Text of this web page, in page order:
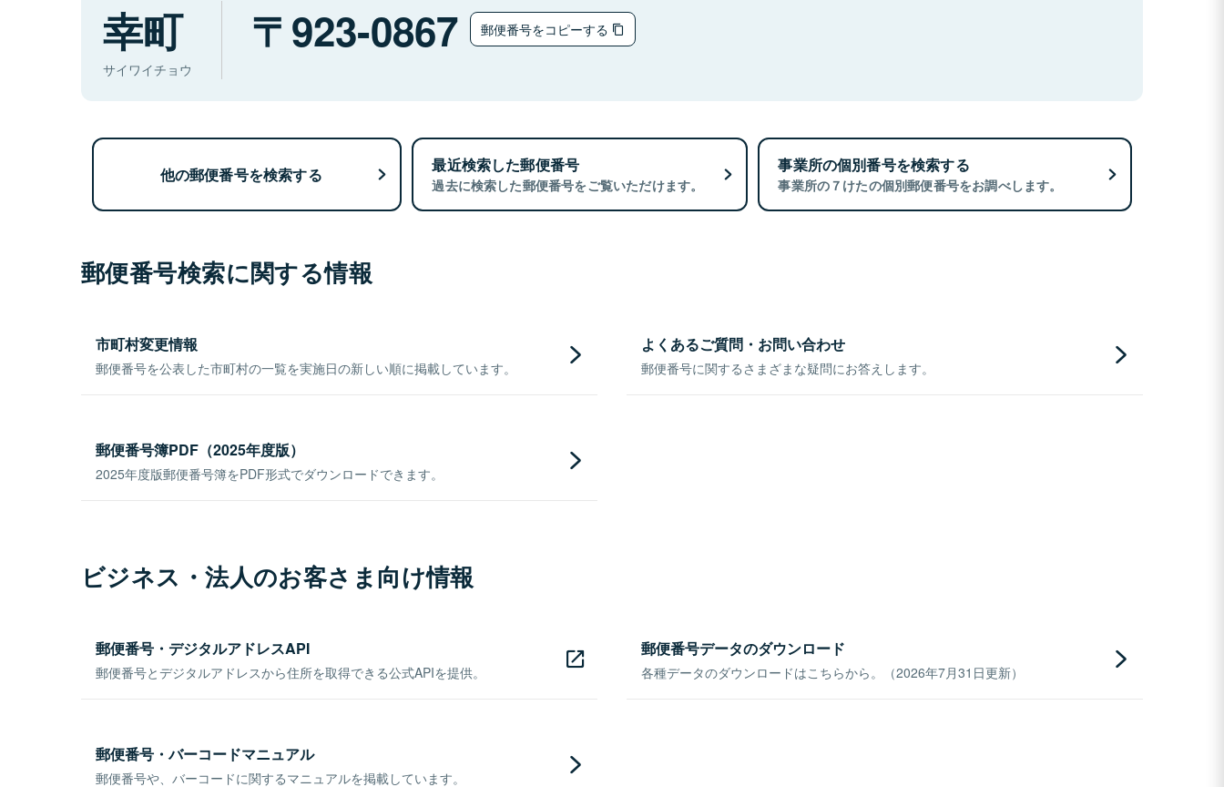
幸町
サイワイチョウ
923-0867 郵便番号をコピーする
他の郵便番号を検索する 最近検索した郵便番号
過去に検索した郵便番号をご覧いただけます。
事業所の個別番号を検索する
事業所の７けたの個別郵便番号をお調べします。
郵便番号検索に関する情報
市町村変更情報
郵便番号を公表した市町村の一覧を実施日の新しい順に掲載しています。
よくあるご質問・お問い合わせ
郵便番号に関するさまざまな疑問にお答えします。
郵便番号簿PDF（2025年度版）
2025年度版郵便番号簿をPDF形式でダウンロードできます。
ビジネス・法人のお客さま向け情報
郵便番号・デジタルアドレスAPI
郵便番号とデジタルアドレスから住所を取得できる公式APIを提供。
郵便番号データのダウンロード
各種データのダウンロードはこちらから。（2026年7月31日更新）
郵便番号・バーコードマニュアル
郵便番号や、バーコードに関するマニュアルを掲載しています。